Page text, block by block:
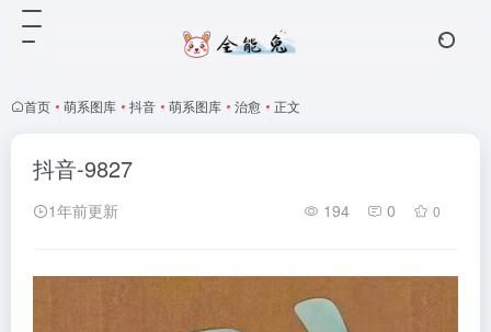
首页 • 萌系图库 • 抖音 • 萌系图库 • 治愈 • 正文
抖音-9827
1年前更新 194 0 0